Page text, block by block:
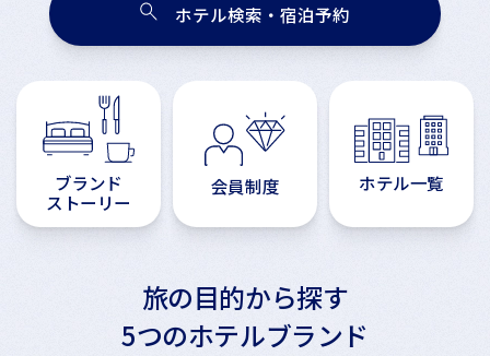
ブランド
ストーリー
会員制度 ホテル一覧
ホテル検索・宿泊予約
旅の目的から探す
5つのホテルブランド